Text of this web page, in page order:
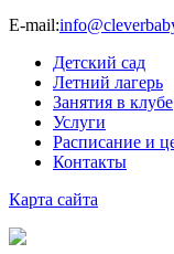
E-mail:
Детский сад
Летний лагерь
Занятия в клубе
Услуги
Расписание и
Контакты
Карта cайта